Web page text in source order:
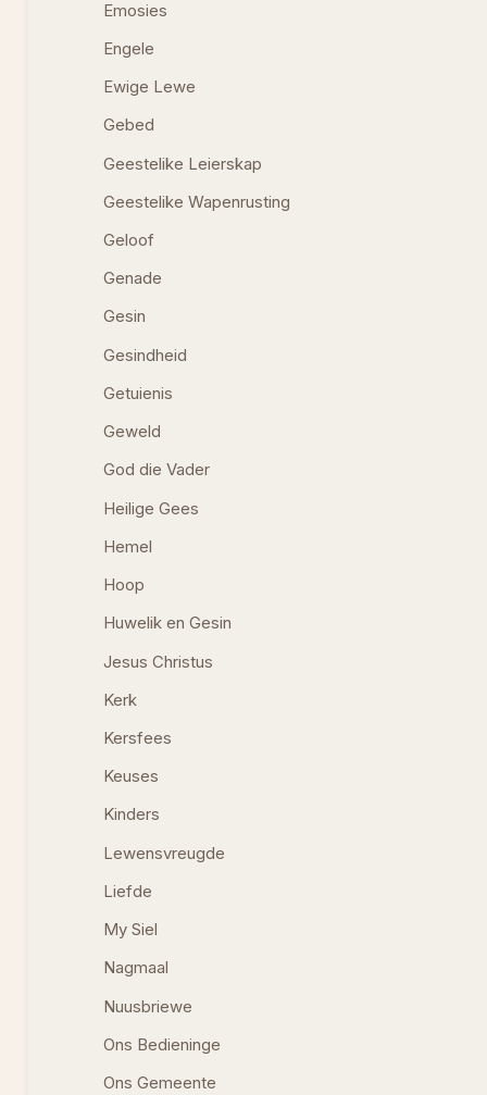
Emosies
Engele
Ewige Lewe
Gebed
Geestelike Leierskap
Geestelike Wapenrusting
Geloof
Genade
Gesin
Gesindheid
Getuienis
Geweld
God die Vader
Heilige Gees
Hemel
Hoop
Huwelik en Gesin
Jesus Christus
Kerk
Kersfees
Keuses
Kinders
Lewensvreugde
Liefde
My Siel
Nagmaal
Nuusbriewe
Ons Bedieninge
Ons Gemeente